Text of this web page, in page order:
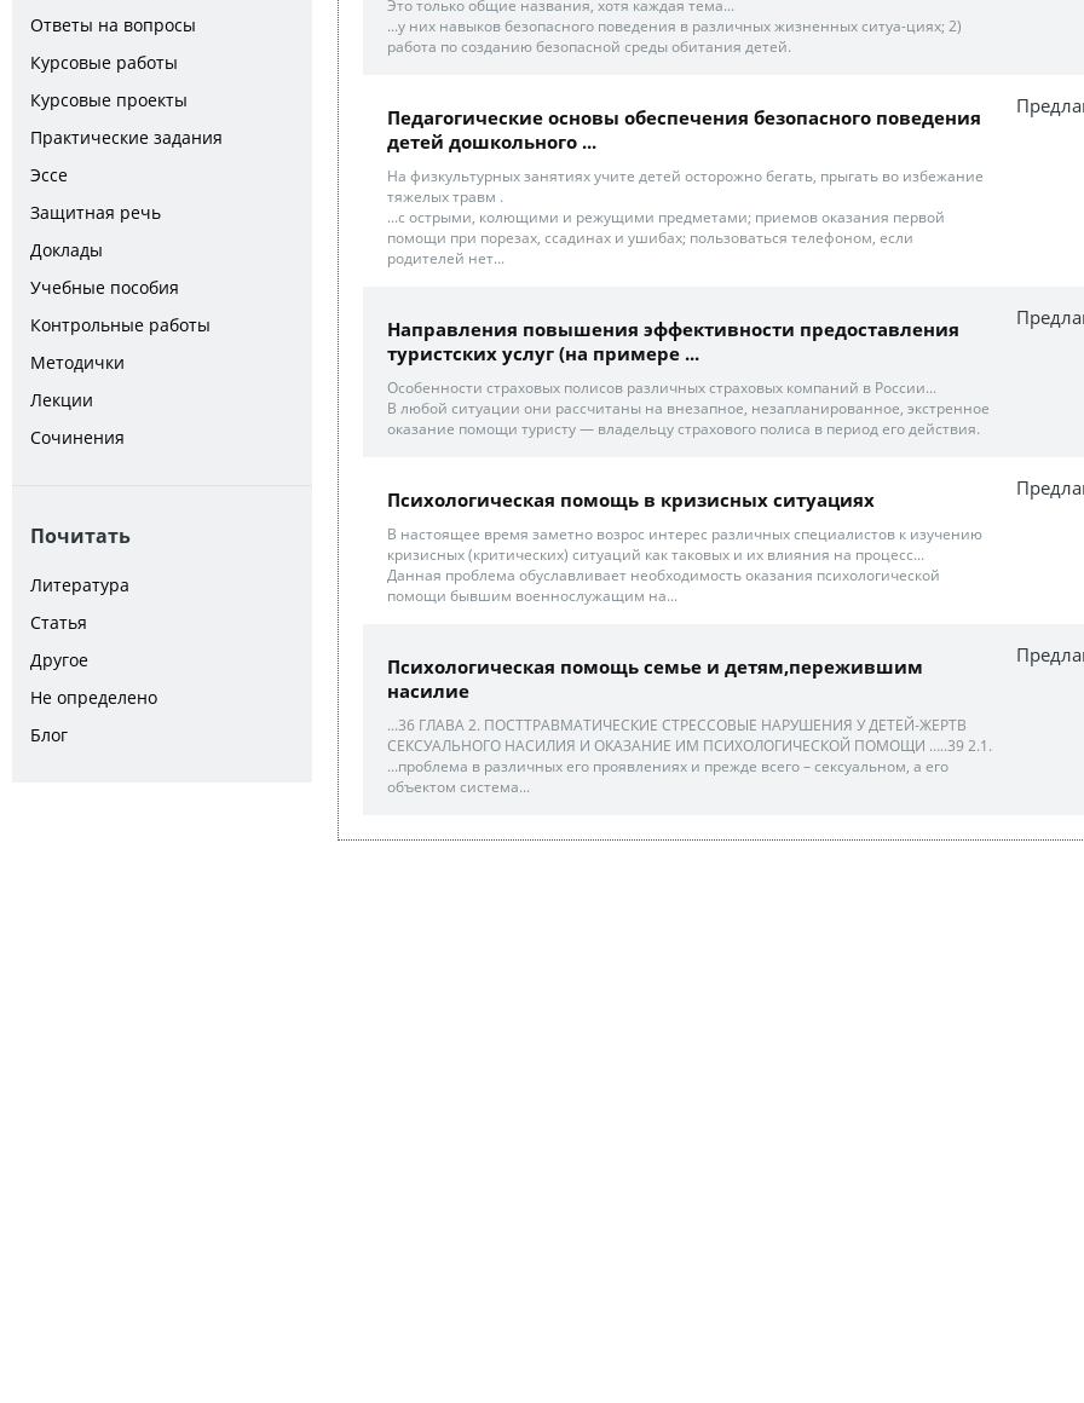
Ответы на вопросы
Курсовые работы
Курсовые проекты
Практические задания
Эссе
Защитная речь
Доклады
Учебные пособия
Контрольные работы
Методички
Лекции
Сочинения
Почитать
Литература
Статья
Другое
Не определено
Блог
Это только общие названия, хотя каждая тема...
...у них навыков безопасного поведения в различных жизненных ситуа-циях; 2)
работа по созданию безопасной среды обитания детей.
Педагогические основы обеспечения безопасного поведения
детей дошкольного ...
На физкультурных занятиях учите детей осторожно бегать, прыгать во избежание
тяжелых травм .
...с острыми, колющими и режущими предметами; приемов оказания первой
помощи при порезах, ссадинах и ушибах; пользоваться телефоном, если
родителей нет...
Направления повышения эффективности предоставления
туристских услуг (на примере ...
Особенности страховых полисов различных страховых компаний в России...
В любой ситуации они рассчитаны на внезапное, незапланированное, экстренное
оказание помощи туристу — владельцу страхового полиса в период его действия.
Психологическая помощь в кризисных ситуациях
В настоящее время заметно возрос интерес различных специалистов к изучению
кризисных (критических) ситуаций как таковых и их влияния на процесс...
Данная проблема обуславливает необходимость оказания психологической
помощи бывшим военнослужащим на...
Психологическая помощь семье и детям,пережившим
насилие
...36 ГЛАВА 2. ПОСТТРАВМАТИЧЕСКИЕ СТРЕССОВЫЕ НАРУШЕНИЯ У ДЕТЕЙ-ЖЕРТВ
СЕКСУАЛЬНОГО НАСИЛИЯ И ОКАЗАНИЕ ИМ ПСИХОЛОГИЧЕСКОЙ ПОМОЩИ …..39 2.1.
...проблема в различных его проявлениях и прежде всего – сексуальном, а его
объектом система...